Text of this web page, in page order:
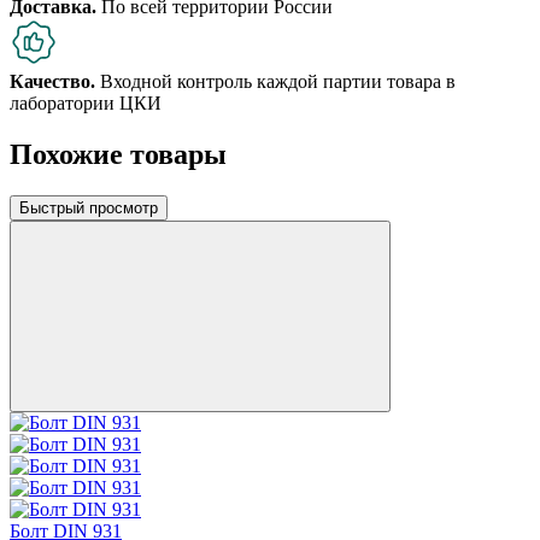
Доставка. По всей территории России
Качество. Входной контроль каждой партии товара в
лаборатории ЦКИ
Похожие товары
Быстрый просмотр
Болт DIN 931